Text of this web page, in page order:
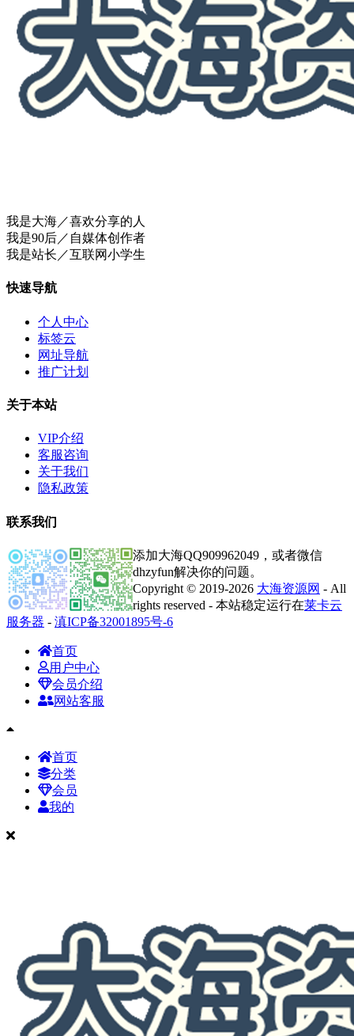
我是大海／喜欢分享的人
我是90后／自媒体创作者
我是站长／互联网小学生
快速导航
个人中心
标签云
网址导航
推广计划
关于本站
VIP介绍
客服咨询
关于我们
隐私政策
联系我们
添加大海QQ909962049，或者微信
dhzyfun解决你的问题。
Copyright © 2019-2026 大海资源网 - All
rights reserved - 本站稳定运行在莱卡云
服务器 - 滇ICP备32001895号-6
首页
用户中心
会员介绍
网站客服
首页
分类
会员
我的